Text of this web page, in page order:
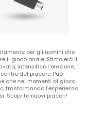
per gli uomini che
il gioco anale. Stimolerà il
intensifica l'erezione,
del piacere. Può
che nei momenti di gioco
trasformando l'esperienza
Scoprite nuovi piaceri!